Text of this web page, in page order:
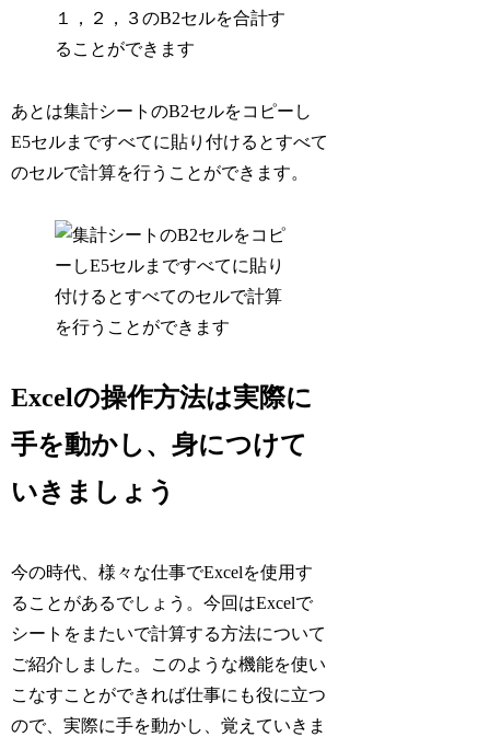
あとは集計シートのB2セルをコピーし
E5セルまですべてに貼り付けるとすべて
のセルで計算を行うことができます。
Excelの操作方法は実際に
手を動かし、身につけて
いきましょう
今の時代、様々な仕事でExcelを使用す
ることがあるでしょう。今回はExcelで
シートをまたいで計算する方法について
ご紹介しました。このような機能を使い
こなすことができれば仕事にも役に立つ
ので、実際に手を動かし、覚えていきま